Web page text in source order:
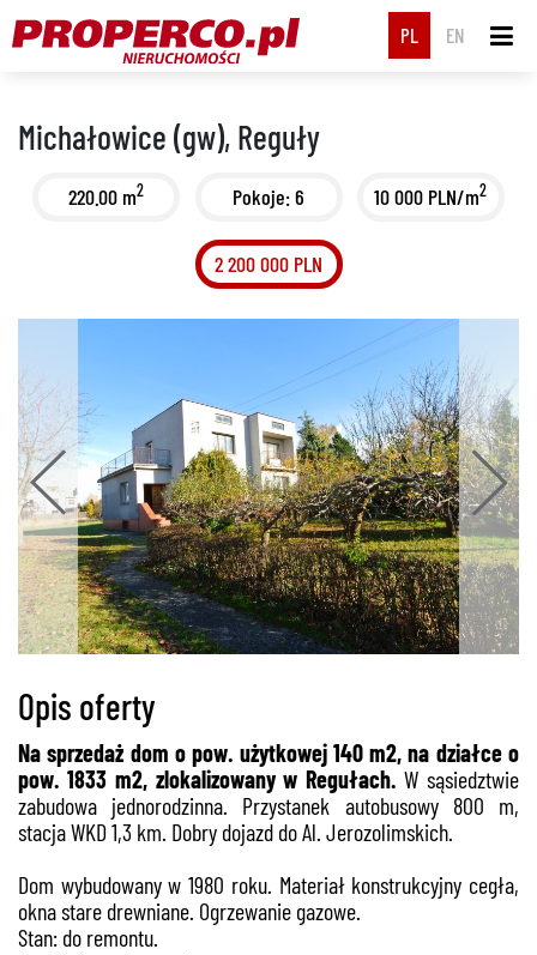
PL EN
Michałowice (gw), Reguły
220.00 m2 Pokoje: 6 10 000 PLN/m2
2 200 000 PLN
Opis oferty
Na sprzedaż dom o pow. użytkowej 140 m2, na działce o
pow. 1833 m2, zlokalizowany w Regułach. W sąsiedztwie
zabudowa jednorodzinna. Przystanek autobusowy 800 m,
stacja WKD 1,3 km. Dobry dojazd do Al. Jerozolimskich.
Dom wybudowany w 1980 roku. Materiał konstrukcyjny cegła,
okna stare drewniane. Ogrzewanie gazowe.
Stan: do remontu.